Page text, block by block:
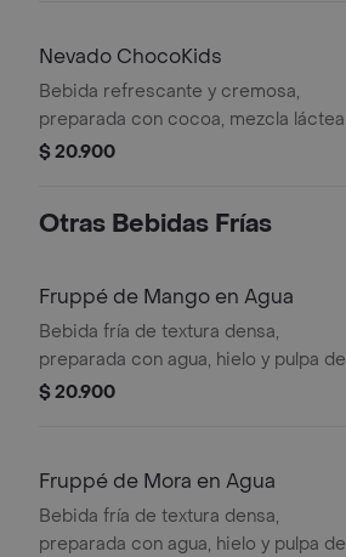
Nevado ChocoKids
Bebida refrescante y cremosa,
preparada con cocoa, mezcla láctea
reducida en azúcar, decorada con
$ 20.900
Otras Bebidas Frías
Fruppé de Mango en Agua
Bebida fría de textura densa,
preparada con agua, hielo y pulpa de
mango. Contiene azúcar añadida.
$ 20.900
Fruppé de Mora en Agua
Bebida fría de textura densa,
preparada con agua, hielo y pulpa de